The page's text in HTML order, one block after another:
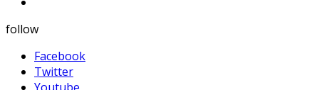
follow
Facebook
Twitter